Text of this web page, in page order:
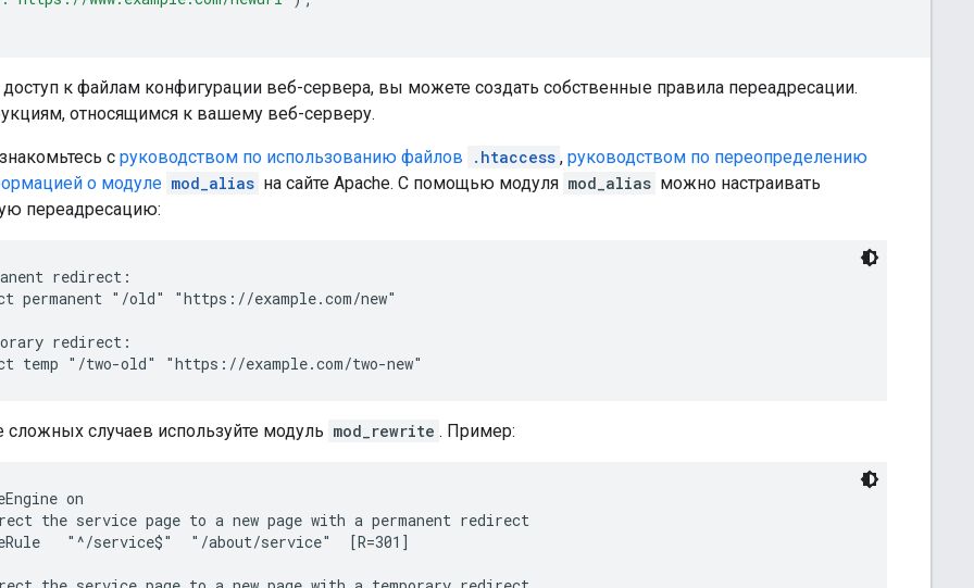
доступ к файлам конфигурации веб-сервера, вы можете создать собственные правила переадресации.
относящимся к вашему веб-серверу.
с руководством по использованию файлов .htaccess , руководством по переопределению
о модуле mod_alias на сайте Apache. C помощью модуля mod_alias можно настраивать
переадресацию:
redirect:
permanent "/old" "https://example.com/new"
redirect:
temp "/two-old" "https://example.com/two-new"
сложных случаев используйте модуль mod_rewrite . Пример:
on
the service page to a new page with a permanent redirect
"^/service$"  "/about/service"  [R=301]